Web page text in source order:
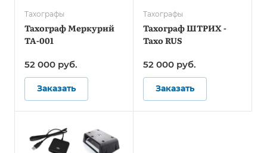
Тахографы
Тахограф Меркурий
ТА-001
52 000 руб.
Заказать
Тахографы
Тахограф ШТРИХ -
Тахо RUS
52 000 руб.
Заказать